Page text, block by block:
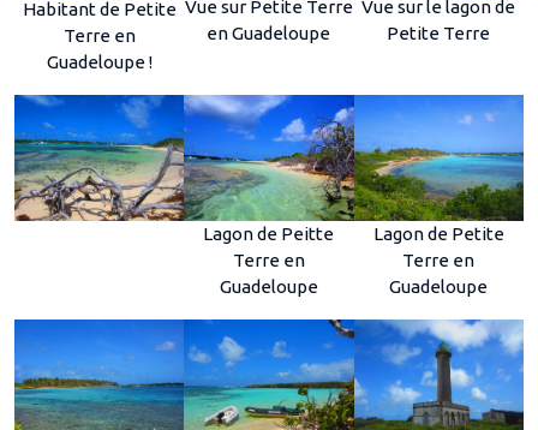
Habitant de Petite
Terre en
Guadeloupe !
Vue sur Petite Terre
en Guadeloupe
Vue sur le lagon de
Petite Terre
Lagon de Peitte
Terre en
Guadeloupe
Lagon de Petite
Terre en
Guadeloupe